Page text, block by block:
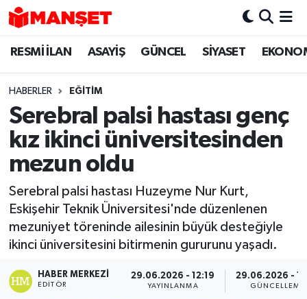
RESMİ İLAN ASAYİŞ GÜNCEL SİYASET
HABERLER EĞİTİM
Serebral palsi hastası genç
kız ikinci üniversitesinden
mezun oldu
Serebral palsi hastası Huzeyme Nur Kurt,
Eskişehir Teknik Üniversitesi'nde düzenlenen
mezuniyet töreninde ailesinin büyük desteğiyle
ikinci üniversitesini bitirmenin gururunu yaşadı.
HABER MERKEZI
EDITÖR
29.06.2026 - 12:19
YAYINLANMA
29.06.2026 -
GÜNCELLEME
Hava Durumu
Trafik Durumu
Süper Lig Puan Durumu ve Fikstür
Tüm Manşetler
Son Dakika Haberleri
Haber Arşivi